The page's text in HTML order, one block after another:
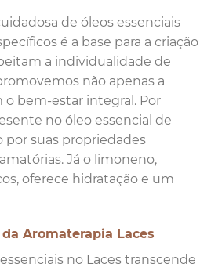
de óleos essenciais
é a base para a criação
a individualidade de
não apenas a
o bem-estar integral. Por
no óleo essencial de
por suas propriedades
Já o limoneno,
oferece hidratação e um
Aromaterapia Laces
no Laces transcende